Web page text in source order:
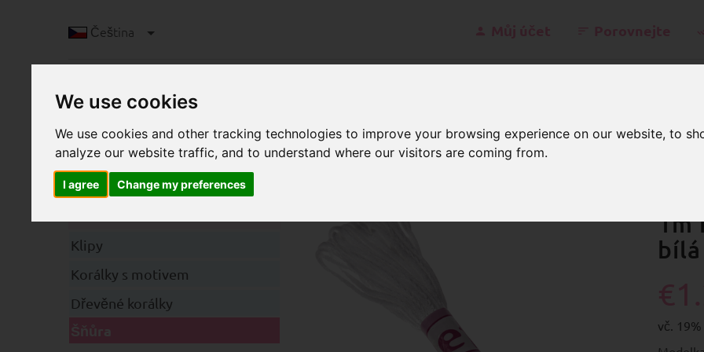
We use cookies
We use cookies and other tracking technologies to improve your browsing experience on our website, to
analyze our website traffic, and to understand where our visitors are coming from.
I agree Change my preferences
Čeština
1m
bílá
vč.
Klipy
Korálky s motivem
Dřevěné korálky